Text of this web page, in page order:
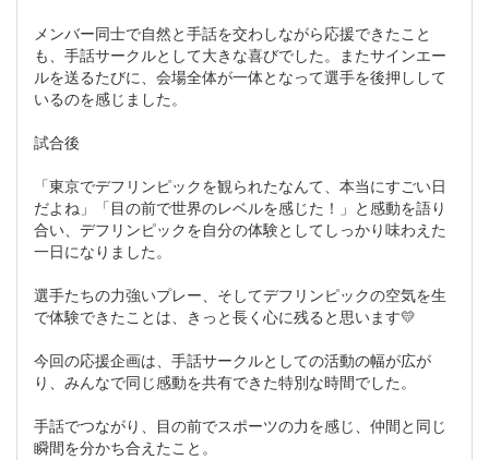
メンバー同士で自然と手話を交わしながら応援できたこと
も、手話サークルとして大きな喜びでした。またサインエー
ルを送るたびに、会場全体が一体となって選手を後押しして
いるのを感じました。
試合後
「東京でデフリンピックを観られたなんて、本当にすごい日
だよね」「目の前で世界のレベルを感じた！」と感動を語り
合い、デフリンピックを自分の体験としてしっかり味わえた
一日になりました。
選手たちの力強いプレー、そしてデフリンピックの空気を生
で体験できたことは、きっと長く心に残ると思います💛
今回の応援企画は、手話サークルとしての活動の幅が広が
り、みんなで同じ感動を共有できた特別な時間でした。
手話でつながり、目の前でスポーツの力を感じ、仲間と同じ
瞬間を分かち合えたこと。